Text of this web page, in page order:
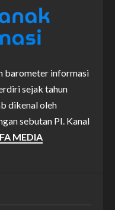
barometer informasi
sejak tahun
dikenal oleh
sebutan PI. Kanal
MEDIA